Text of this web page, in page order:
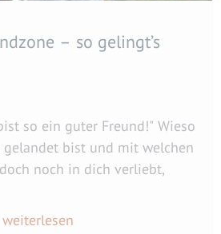
– so gelingt’s
so ein guter Freund!" Wieso
bist und mit welchen
noch in dich verliebt,
weiterlesen